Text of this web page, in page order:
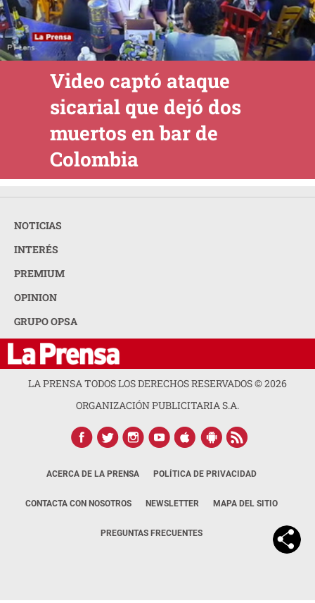
Video captó ataque
sicarial que dejó dos
muertos en bar de
Colombia
NOTICIAS
INTERÉS
PREMIUM
OPINION
GRUPO OPSA
LA PRENSA TODOS LOS DERECHOS RESERVADOS ©2026
ORGANIZACIÓN PUBLICITARIA S.A.
ACERCA DE LA PRENSA POLÍTICA DE PRIVACIDAD
CONTACTA CON NOSOTROS NEWSLETTER MAPA DEL SITIO
PREGUNTAS FRECUENTES